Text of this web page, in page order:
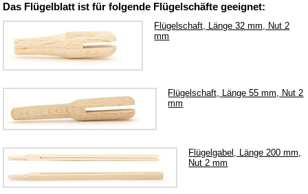
Holzkugeln
Holz-Kleinteile
Kerzenhalter & Tüllen
Laubsäge und Zubehör
Laubsägevorlagen
Räucherkerzen
Schnitzwerkzeuge
Das Flügelblatt ist für folgende Flügelschäfte geeignet:
Flügelschaft, Länge 32 mm, Nut 2
mm
Flügelschaft, Länge 55 mm, Nut 2
mm
Flügelgabel, Länge 200 mm,
Nut 2 mm